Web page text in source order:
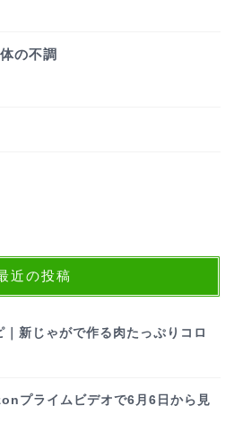
の不調
近の投稿
新じゃがで作る肉たっぷりコロ
プライムビデオで6月6日から見